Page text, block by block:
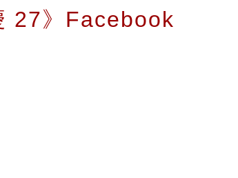
27》Facebook